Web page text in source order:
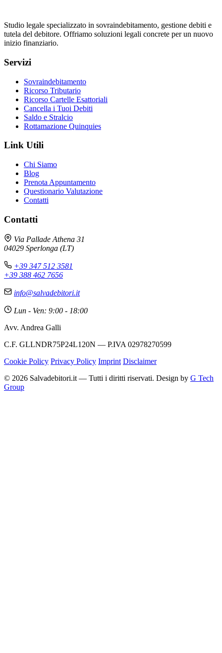
Studio legale specializzato in sovraindebitamento, gestione debiti e
tutela del debitore. Offriamo soluzioni legali concrete per un nuovo
inizio finanziario.
Servizi
Sovraindebitamento
Ricorso Tributario
Ricorso Cartelle Esattoriali
Cancella i Tuoi Debiti
Saldo e Stralcio
Rottamazione Quinquies
Link Utili
Chi Siamo
Blog
Prenota Appuntamento
Questionario Valutazione
Contatti
Contatti
Via Pallade Athena 31
04029 Sperlonga (LT)
+39 347 512 3581
+39 388 462 7656
info@salvadebitori.it
Lun - Ven: 9:00 - 18:00
Avv. Andrea Galli
C.F. GLLNDR75P24L120N — P.IVA 02978270599
Cookie Policy Privacy Policy Imprint Disclaimer
© 2026 Salvadebitori.it — Tutti i diritti riservati. Design by G Tech
Group